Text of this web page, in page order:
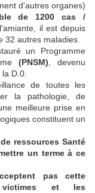
d'autres organes)
de 1200 cas /
il est depuis
32 autres maladies.
un Programme
(PNSM) , devenu
D.0.
de toutes les
la pathologie, de
meilleure prise en
constituent un
ressources Santé
un terme à ce
pas cette
et les